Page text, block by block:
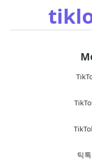
틱